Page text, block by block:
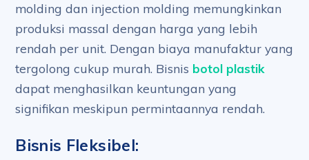
molding dan injection molding memungkinkan
produksi massal dengan harga yang lebih
rendah per unit. Dengan biaya manufaktur yang
tergolong cukup murah. Bisnis botol plastik
dapat menghasilkan keuntungan yang
signifikan meskipun permintaannya rendah.
Bisnis Fleksibel: